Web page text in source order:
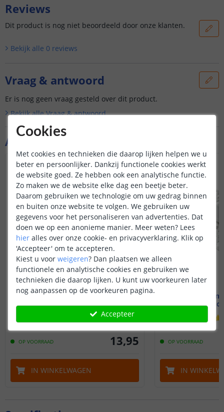
Aanvullende producten
1M - Compleet profiel
Stucprofiel
reviews)
OP VOORRAAD 13,95
IN WINKELWAGEN
1,5M -
OP VOORRAAD
IN
Reviews
Dit product is nog niet beoordeeld door onze klanten.
Bekijk alle 0 reviews
Vraag & antwoord
Er is nog geen vraag gesteld over dit product.
Bekijk alle Vraag & antwoord
Cookies
Met cookies en technieken die daarop lijken helpen we u
beter en persoonlijker. Dankzij functionele cookies werkt
de website goed. Ze hebben ook een analytische functie.
Zo maken we de website elke dag een beetje beter.
Daarom gebruiken we technologie om uw gedrag binnen
en buiten onze website te volgen. We gebruiken uw
gegevens voor het personaliseren van advertenties. Dat
doen we op een anonieme manier. Meer weten? Lees
hier alles over onze cookie- en privacyverklaring. Klik op
'Accepteer' om te accepteren.
Kiest u voor weigeren? Dan plaatsen we alleen
functionele en analytische cookies en gebruiken we
technieken die daarop lijken. U kunt uw voorkeuren later
nog aanpassen op de voorkeuren pagina.
Accepteer